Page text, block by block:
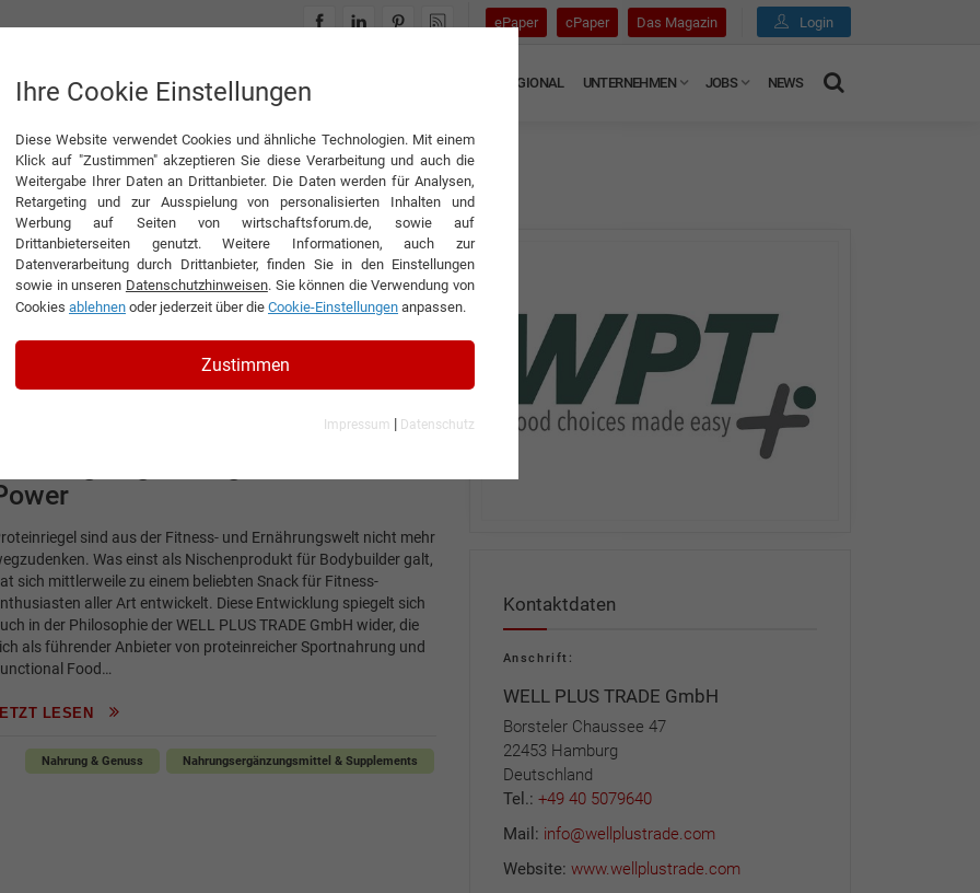
ePaper cPaper Das Magazin Login
INTERVIEWS REGIONAL UNTERNEHMEN JOBS NEWS
TRADE GmbH
Interview
Interview mit Dr. Annette Horváth, Geschäftsführerin der WELL
sind aus der Fitness- und Ernährungswelt nicht mehr
Was einst als Nischenprodukt für Bodybuilder galt,
sich mittlerweile zu einem beliebten Snack für Fitness-
aller Art entwickelt. Diese Entwicklung spiegelt sich
in der Philosophie der WELL PLUS TRADE GmbH wider, die
als führender Anbieter von proteinreicher Sportnahrung und
Food…
LESEN
Nahrung & Genuss Nahrungsergänzungsmittel & Supplements
Kontaktdaten
Anschrift:
WELL PLUS TRADE GmbH
Borsteler Chaussee 47
22453 Hamburg
Deutschland
Tel.: +49 40 5079640
Mail: info@wellplustrade.com
Website: www.wellplustrade.com
Ihre Cookie Einstellungen
Diese Website verwendet Cookies und ähnliche Technologien. Mit einem
Klick auf "Zustimmen" akzeptieren Sie diese Verarbeitung und auch die
Weitergabe Ihrer Daten an Drittanbieter. Die Daten werden für Analysen,
Retargeting und zur Ausspielung von personalisierten Inhalten und
Werbung auf Seiten von wirtschaftsforum.de, sowie auf
Drittanbieterseiten genutzt. Weitere Informationen, auch zur
Datenverarbeitung durch Drittanbieter, finden Sie in den Einstellungen
sowie in unseren Datenschutzhinweisen. Sie können die Verwendung von
Cookies ablehnen oder jederzeit über die Cookie-Einstellungen anpassen.
Zustimmen
Impressum | Datenschutz